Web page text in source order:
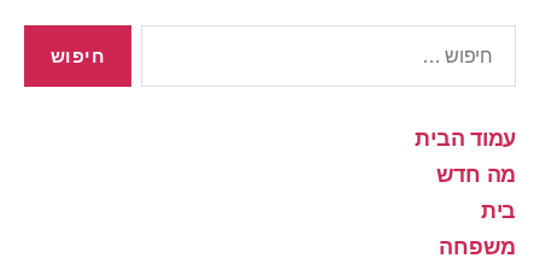
עמוד הבית
מה חדש
בית
משפחה